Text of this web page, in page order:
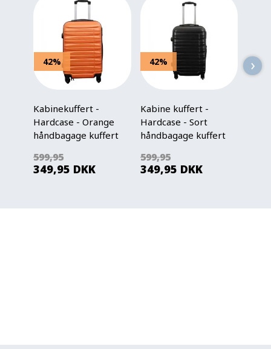
42%
Kabinekuffert -
Hardcase - Orange
håndbagage kuffert
599,95
349,95 DKK
42%
Kabine kuffert -
Hardcase - Sort
håndbagage kuffert
599,95
349,95 DKK
›